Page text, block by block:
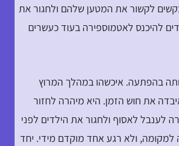
לקשור את המטען שלהם ולחגור את
להיכנס לאטמוספירה בעוד כעשרים
בהפתעה. איכשהו במהלך המרוץ
את חוש הזמן. היא מיהרה לחזור
לענבל לאסוף ולחגור את הילדים לפני
ולא רגע אחד מוקדם מידי. יחד